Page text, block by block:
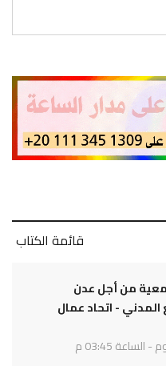
قائمة الكتاب
من أجل عدن
- اتحاد عمال
- الساعة 03:45 م